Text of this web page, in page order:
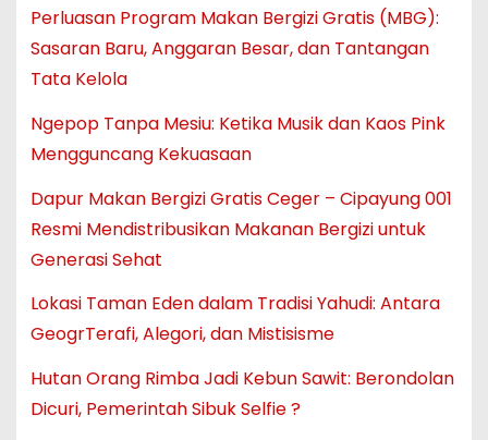
Perluasan Program Makan Bergizi Gratis (MBG):
Sasaran Baru, Anggaran Besar, dan Tantangan
Tata Kelola
Ngepop Tanpa Mesiu: Ketika Musik dan Kaos Pink
Mengguncang Kekuasaan
Dapur Makan Bergizi Gratis Ceger – Cipayung 001
Resmi Mendistribusikan Makanan Bergizi untuk
Generasi Sehat
Lokasi Taman Eden dalam Tradisi Yahudi: Antara
GeogrTerafi, Alegori, dan Mistisisme
Hutan Orang Rimba Jadi Kebun Sawit: Berondolan
Dicuri, Pemerintah Sibuk Selfie ?